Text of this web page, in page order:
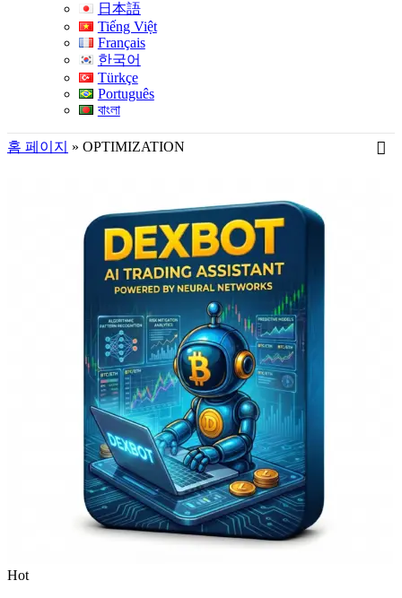
日本語
Tiếng Việt
Français
한국어
Türkçe
Português
বাংলা
홈 페이지 » OPTIMIZATION
Hot